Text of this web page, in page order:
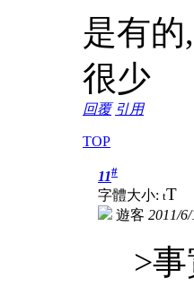
是有
很少
回覆 引用
TOP
11#
字體大小: tT
遊客 2011/
>